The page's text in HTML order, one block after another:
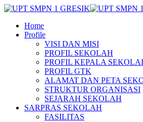
Home
Profile
VISI DAN MISI
PROFIL SEKOLAH
PROFIL KEPALA
PROFIL GTK
ALAMAT DAN PETA
STRUKTUR ORGANISASI
SEJARAH SEKOLAH
SARPRAS SEKOLAH
FASILITAS